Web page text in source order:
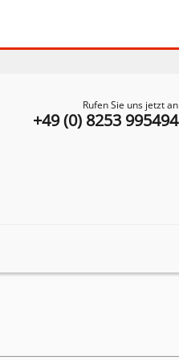
Rufen Sie uns jetzt an
+49 (0) 8253 995494